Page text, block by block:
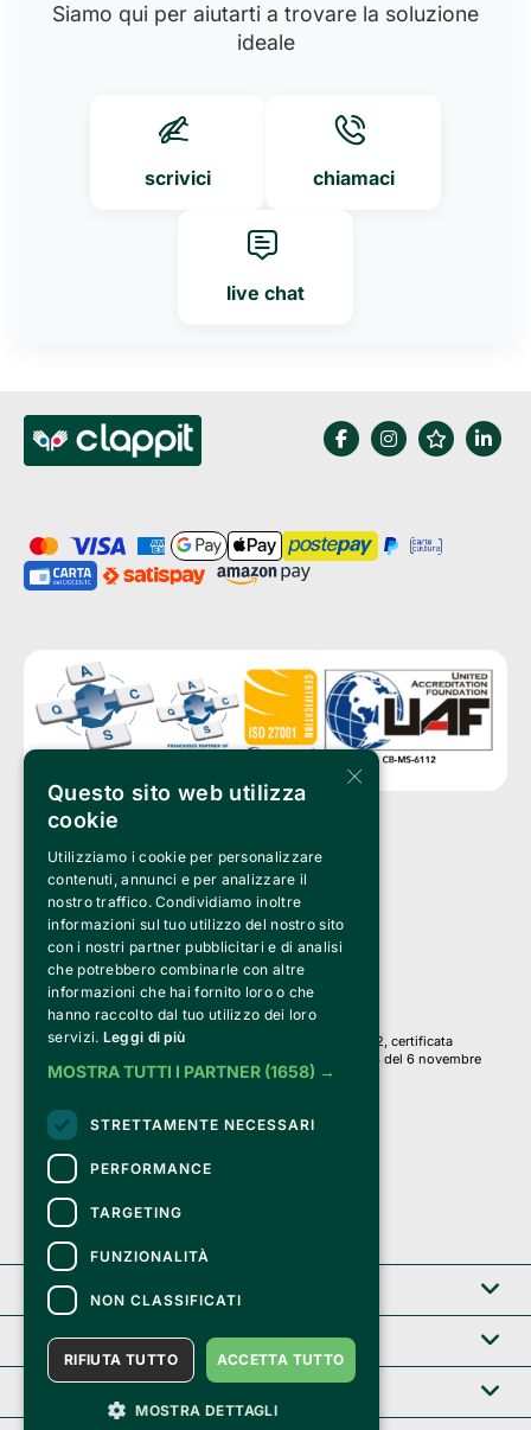
Siamo qui per aiutarti a trovare la soluzione
ideale
scrivici chiamaci
live chat
Clappit è un marchio di proprietà di:
Bemils Srl
a Socio Unico
Via Fosse Ardeatine, 4 -20092 Cinisello Balsamo (MI)
PI 05589050961
Iscr. C.C.I.A.A. Milano R.E.A. 1833471
© 2010-2025 Bemils Srl - Tutti i diritti riservati
Credits:
Clappit è basato sulla piattaforma di biglietteria Belive 6.2, certificata
dall’Agenzia delle Entrate con protocollo n. 2025/445474 del 6 novembre
2025.
Su Clappit i tuoi acquisti ed i tuoi dati
sono sicuri e protetti da un certificato SSL
con crittografia a 128 bit.
Clappit
Help center
×
Questo sito web utilizza
cookie
Utilizziamo i cookie per personalizzare
contenuti, annunci e per analizzare il
nostro traffico. Condividiamo inoltre
informazioni sul tuo utilizzo del nostro sito
con i nostri partner pubblicitari e di analisi
che potrebbero combinarle con altre
informazioni che hai fornito loro o che
hanno raccolto dal tuo utilizzo dei loro
servizi. Leggi di più
MOSTRA TUTTI I PARTNER (1658) →
STRETTAMENTE NECESSARI
PERFORMANCE
TARGETING
FUNZIONALITÀ
NON CLASSIFICATI
ACCETTA TUTTO
RIFIUTA TUTTO
MOSTRA DETTAGLI